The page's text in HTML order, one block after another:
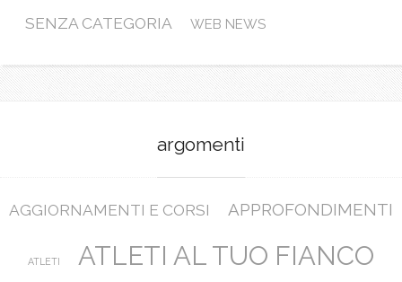
SENZA CATEGORIA WEB NEWS
argomenti
AGGIORNAMENTI E CORSI APPROFONDIMENTI
ATLETI ATLETI AL TUO FIANCO